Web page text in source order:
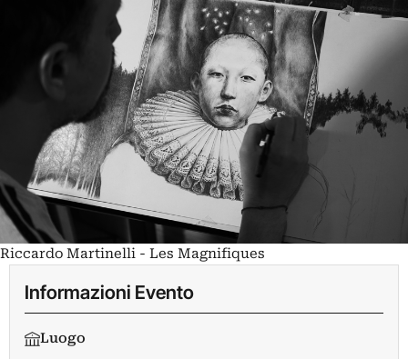
Riccardo Martinelli - Les Magnifiques
Informazioni Evento
Luogo